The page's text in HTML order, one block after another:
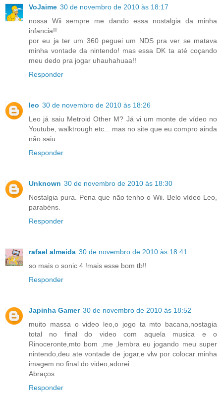
VoJaime 30 de novembro de 2010 às 18:17
nossa Wii sempre me dando essa nostalgia da minha
infancia!!
por eu ja ter um 360 peguei um NDS pra ver se matava
minha vontade da nintendo! mas essa DK ta até coçando
meu dedo pra jogar uhauhahuaa!!
Responder
leo 30 de novembro de 2010 às 18:26
Leo já saiu Metroid Other M? Já vi um monte de vídeo no
Youtube, walktrough etc... mas no site que eu compro ainda
não saiu
Responder
Unknown 30 de novembro de 2010 às 18:30
Nostalgia pura. Pena que não tenho o Wii. Belo vídeo Leo,
parabéns.
Responder
rafael almeida 30 de novembro de 2010 às 18:41
so mais o sonic 4 !mais esse bom tb!!
Responder
Japinha Gamer 30 de novembro de 2010 às 18:52
muito massa o video leo,o jogo ta mto bacana,nostagia
total no final do video com aquela musica e o
Rinoceronte,mto bom ,me ,lembra eu jogando meu super
nintendo,deu ate vontade de jogar,e vlw por colocar minha
imagem no final do video,adorei
Abraços
Responder